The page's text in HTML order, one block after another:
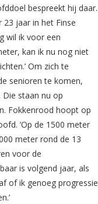
bespreekt hij daar.
23 jaar in het Finse
wil ik voor een
kan ik nu nog niet
Om zich te
senioren te komen,
staan nu op
Fokkenrood hoopt op
’Op de 1500 meter
meter rond de 13
voor de
is volgend jaar, als
of ik genoeg progressie